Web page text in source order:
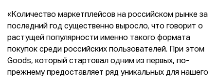
«Количество маркетплейсов на российском рынке за
последний год существенно выросло, что говорит о
растущей популярности именно такого формата
покупок среди российских пользователей. При этом
Goods, который стартовал одним из первых, по-
прежнему предоставляет ряд уникальных для нашего